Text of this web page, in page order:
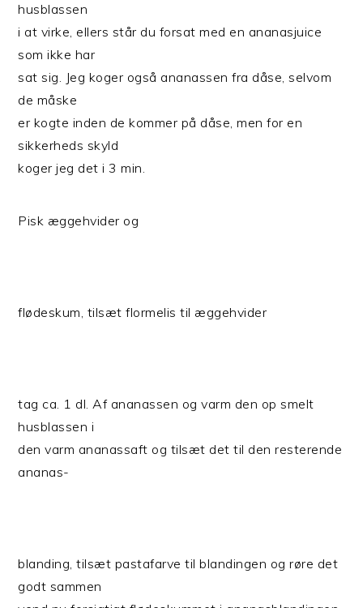
husblassen
i at virke, ellers står du forsat med en ananasjuice
som ikke har
sat sig. Jeg koger også ananassen fra dåse, selvom
de måske
er kogte inden de kommer på dåse, men for en
sikkerheds skyld
koger jeg det i 3 min.
Pisk æggehvider og
flødeskum, tilsæt flormelis til æggehvider
tag ca. 1 dl. Af ananassen og varm den op smelt
husblassen i
den varm ananassaft og tilsæt det til den resterende
ananas-
blanding, tilsæt pastafarve til blandingen og røre det
godt sammen